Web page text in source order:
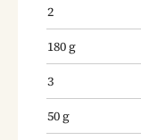
2
180g
3
50g